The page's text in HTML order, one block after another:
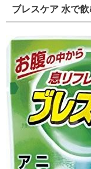
ブレスケア 水で